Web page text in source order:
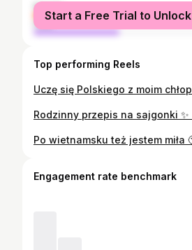
female
male
Start a Free Trial to Unlock
Top performing Reels
Engagement rate benchmark